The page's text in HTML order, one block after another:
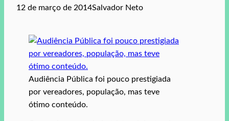
12 de março de 2014Salvador Neto
Audiência Pública foi pouco prestigiada
por vereadores, população, mas teve
ótimo conteúdo.